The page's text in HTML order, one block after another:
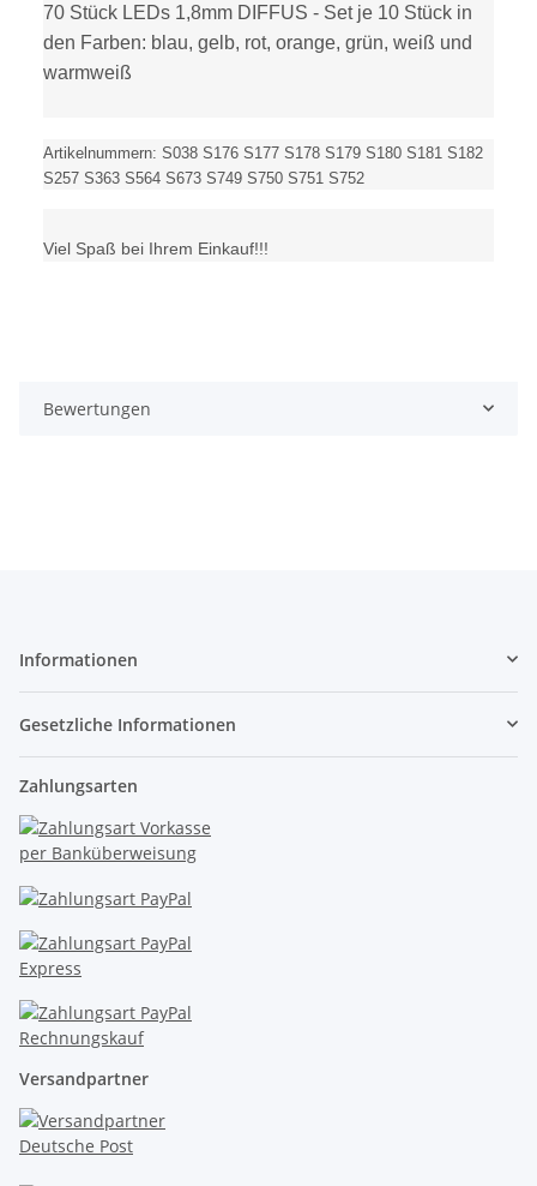
70 Stück LEDs 1,8mm DIFFUS - Set je 10 Stück in
den Farben: blau, gelb, rot, orange, grün, weiß und
warmweiß
Artikelnummern: S038 S176 S177 S178 S179 S180 S181 S182
S257 S363 S564 S673 S749 S750 S751 S752
Viel Spaß bei Ihrem Einkauf!!!
Bewertungen
Informationen
Gesetzliche Informationen
Zahlungsarten
Versandpartner